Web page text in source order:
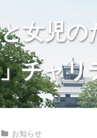
女児
チャリ
お知らせ